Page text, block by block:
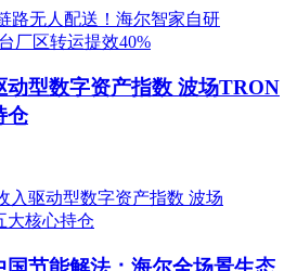
动型数字资产指数 波场TRON
仓